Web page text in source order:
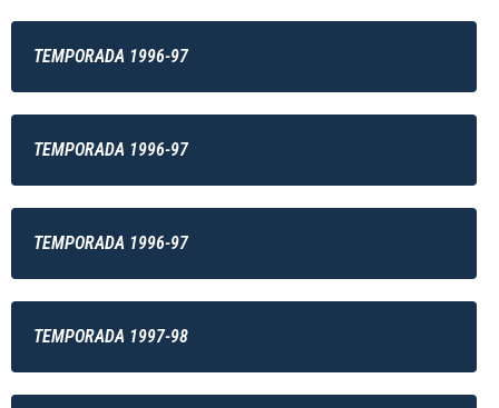
TEMPORADA 1996-97
TEMPORADA 1996-97
TEMPORADA 1996-97
TEMPORADA 1997-98